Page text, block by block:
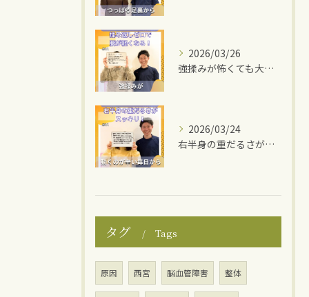
2026/03/26
強揉みが怖くても大丈夫！
2026/03/24
右半身の重だるさがスッキリ！
タグ Tags
原因 西宮 脳血管障害 整体